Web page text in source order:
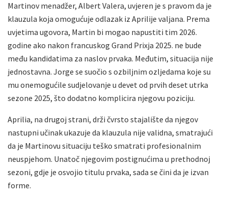
Martinov menadžer, Albert Valera, uvjeren je s pravom da je
klauzula koja omogućuje odlazak iz Aprilije valjana. Prema
uvjetima ugovora, Martin bi mogao napustiti tim 2026.
godine ako nakon francuskog Grand Prixja 2025. ne bude
među kandidatima za naslov prvaka. Međutim, situacija nije
jednostavna. Jorge se suočio s ozbiljnim ozljedama koje su
mu onemogućile sudjelovanje u devet od prvih deset utrka
sezone 2025, što dodatno komplicira njegovu poziciju.
Aprilia, na drugoj strani, drži čvrsto stajalište da njegov
nastupni učinak ukazuje da klauzula nije validna, smatrajući
da je Martinovu situaciju teško smatrati profesionalnim
neuspjehom. Unatoč njegovim postignućima u prethodnoj
sezoni, gdje je osvojio titulu prvaka, sada se čini da je izvan
forme.